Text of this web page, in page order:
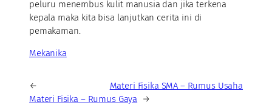
peluru menembus kulit manusia dan jika terkena
kepala maka kita bisa lanjutkan cerita ini di
pemakaman.
Mekanika
←
Materi Fisika SMA – Rumus Usaha
Materi Fisika – Rumus Gaya
→